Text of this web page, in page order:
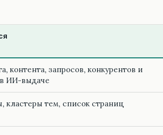
контента, запросов, конкурентов и
ИИ-выдаче
кластеры тем, список страниц